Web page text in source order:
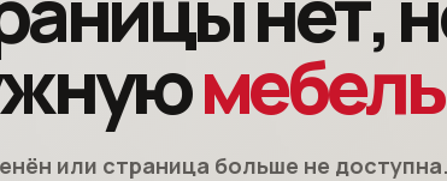
мебель
или страница больше не